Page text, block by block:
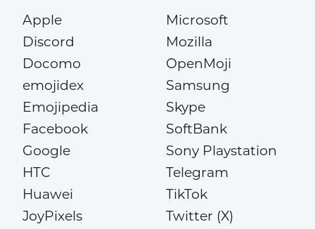
Apple
Discord
Docomo
emojidex
Emojipedia
Facebook
Google
HTC
Huawei
JoyPixels
Microsoft
Mozilla
OpenMoji
Samsung
Skype
SoftBank
Sony Playstation
Telegram
TikTok
Twitter (X)